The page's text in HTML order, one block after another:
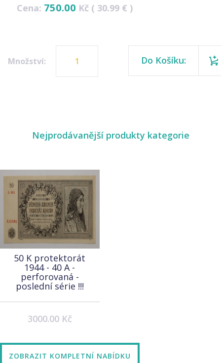
Cena: 750.00 Kč ( 30.99 € )
Množství: Do Košíku:
Nejprodávanější produkty kategorie
50 K protektorát
1944 - 40 A -
perforovaná -
poslední série !!!
3000.00 Kč
ZOBRAZIT KOMPLETNÍ NABÍDKU